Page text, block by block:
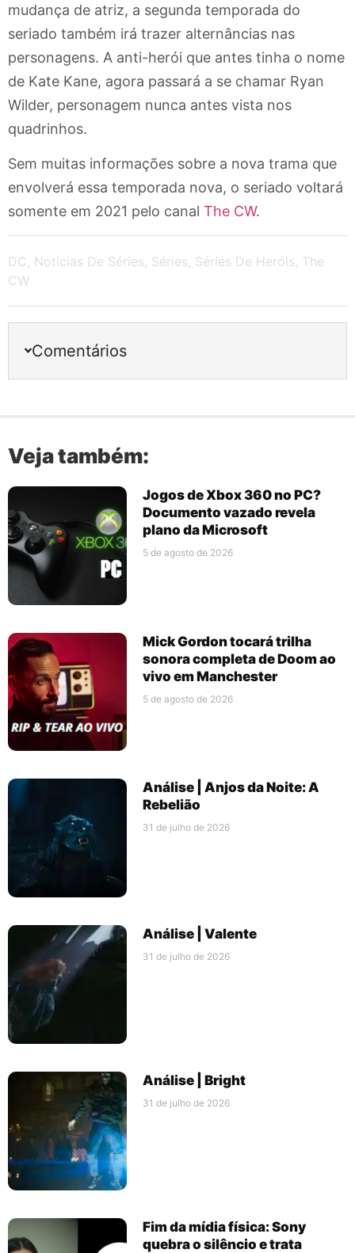
mudança de atriz, a segunda temporada do
seriado também irá trazer alternâncias nas
personagens. A anti-herói que antes tinha o nome
de Kate Kane, agora passará a se chamar Ryan
Wilder, personagem nunca antes vista nos
quadrinhos.
Sem muitas informações sobre a nova trama que
envolverá essa temporada nova, o seriado voltará
somente em 2021 pelo canal The CW.
DC Noticias De Séries Séries Séries De Heróis
The
CW
Comentários
Veja também:
Jogos de Xbox 360 no PC?
Documento vazado revela
plano da Microsoft
5 de agosto de 2026
Mick Gordon tocará trilha
sonora completa de Doom ao
vivo em Manchester
5 de agosto de 2026
Análise | Anjos da Noite: A
Rebelião
31 de julho de 2026
Análise | Valente
31 de julho de 2026
Análise | Bright
31 de julho de 2026
Fim da mídia física: Sony
quebra o silêncio e trata